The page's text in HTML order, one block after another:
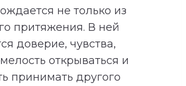
не только из
притяжения. В ней
доверие, чувства,
открываться и
принимать другого